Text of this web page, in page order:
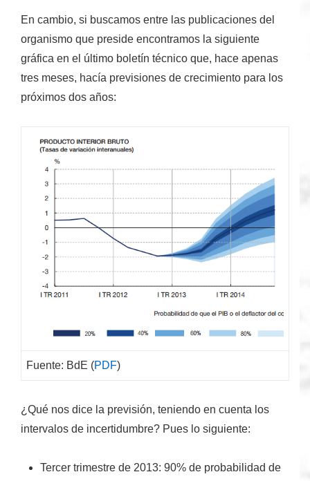
En cambio, si buscamos entre las publicaciones del
organismo que preside encontramos la siguiente
gráfica en el último boletín técnico que, hace apenas
tres meses, hacía previsiones de crecimiento para los
próximos dos años:
Fuente: BdE (PDF)
¿Qué nos dice la previsión, teniendo en cuenta los
intervalos de incertidumbre? Pues lo siguiente:
Tercer trimestre de 2013: 90% de probabilidad de